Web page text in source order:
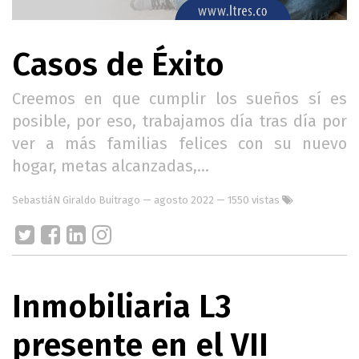
Casos de Éxito
Creemos en que cumplir los sueños sí es
posible, por eso, trabajamos día tras día por
ver a más familias felices con su nuevo
hogar, metas alcanzadas,...
SebastiáN Giraldo Buitrago — agosto 2022 — 1550 vistas
Inmobiliaria L3
presente en el VII